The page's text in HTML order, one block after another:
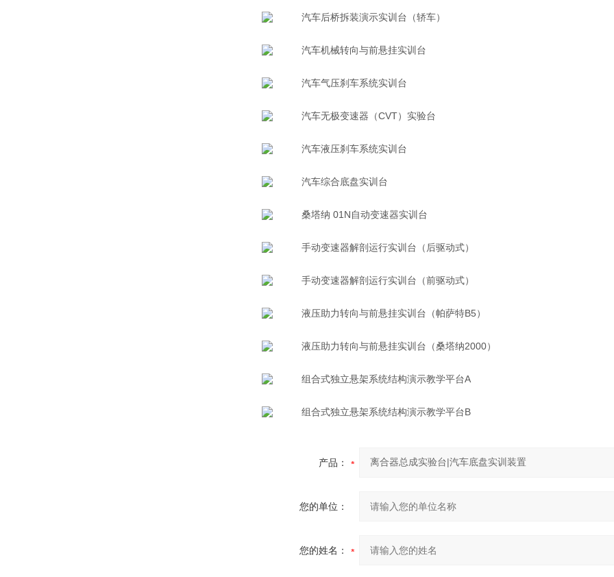
汽车后桥拆装演示实训台（轿车）
汽车机械转向与前悬挂实训台
汽车气压刹车系统实训台
汽车无极变速器（CVT）实验台
汽车液压刹车系统实训台
汽车综合底盘实训台
桑塔纳 01N自动变速器实训台
手动变速器解剖运行实训台（后驱动式）
手动变速器解剖运行实训台（前驱动式）
液压助力转向与前悬挂实训台（帕萨特B5）
液压助力转向与前悬挂实训台（桑塔纳2000）
组合式独立悬架系统结构演示教学平台A
组合式独立悬架系统结构演示教学平台B
产品：
您的单位：
您的姓名：